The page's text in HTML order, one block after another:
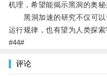
机理，希望能揭示黑洞的奥秘
黑洞加速的研究不仅可以
运行规律，也有望为人类探索
#44#
评论